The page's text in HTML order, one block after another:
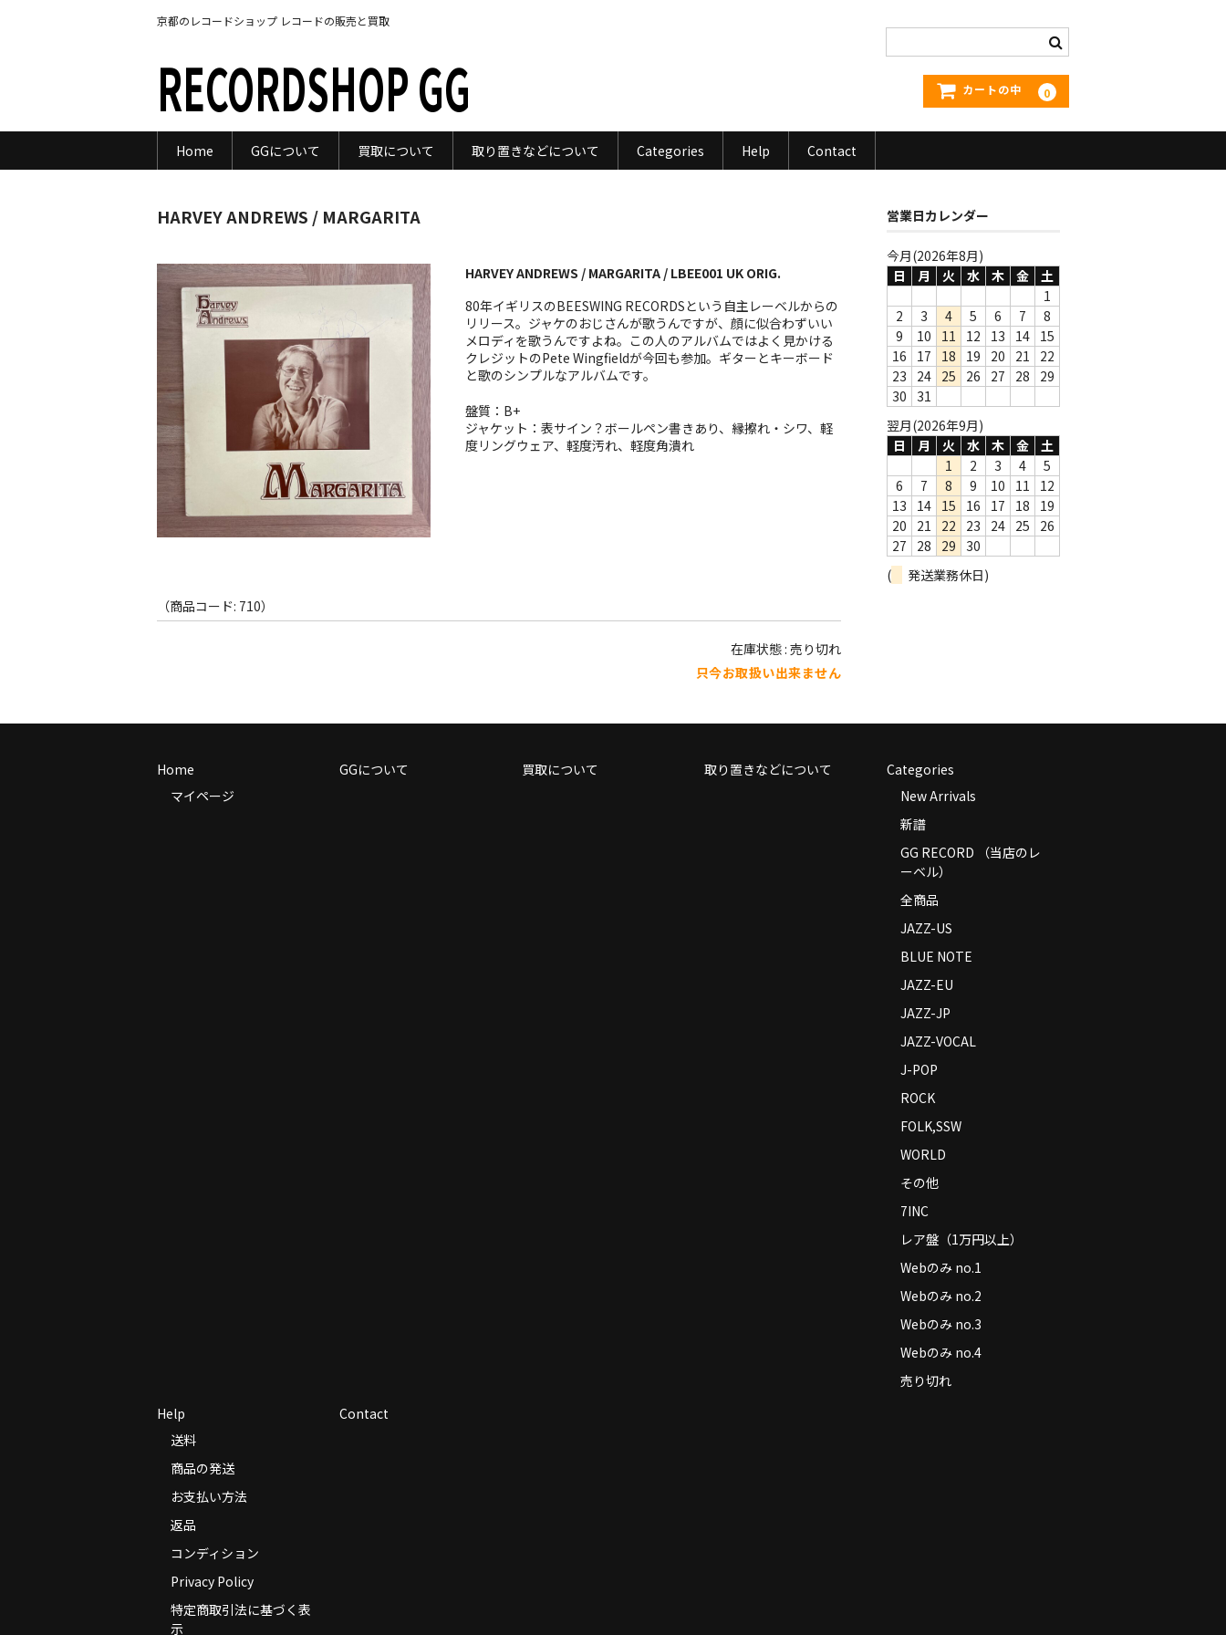
京都のレコードショップ レコードの販売と買取
RECORDSHOP GG カートの中 0
Home GGについて 買取について 取り置きなどについて Categories Help Contact
HARVEY ANDREWS / MARGARITA
HARVEY ANDREWS / MARGARITA / LBEE001 UK ORIG.
80年イギリスのBEESWING RECORDSという自主レーベルからの
リリース。ジャケのおじさんが歌うんですが、顔に似合わずいい
メロディを歌うんですよね。この人のアルバムではよく見かける
クレジットのPete Wingfieldが今回も参加。ギターとキーボード
と歌のシンプルなアルバムです。
盤質：B+
ジャケット：表サイン？ボールペン書きあり、縁擦れ・シワ、軽
度リングウェア、軽度汚れ、軽度角潰れ
（商品コード: 710）
在庫状態 : 売り切れ
只今お取扱い出来ません
営業日カレンダー
今月(2026年8月)
日
月 火 水 木 金
土
1
2
3 4 5 6 7
8
9
10 11 12 13 14 15
16
17 18 19 20 21
22
23
24 25 26 27 28
29
30
31
翌月(2026年9月)
日
月 火 水 木 金
土
1
2 3 4
5
6
7 8 9 10 11
12
13
14 15 16 17 18
19
20
21 22 23 24 25
26
27
28 29
30
(
発送業務休日)
Home
マイページ
GGについて 買取について 取り置きなどについて
Categories
New Arrivals
新譜
GG RECORD （当店のレ
ーベル）
全商品
JAZZ-US
BLUE NOTE
JAZZ-EU
JAZZ-JP
JAZZ-VOCAL
J-POP
ROCK
FOLK,SSW
WORLD
その他
7INC
レア盤（1万円以上）
Webのみ no.1
Webのみ no.2
Webのみ no.3
Webのみ no.4
売り切れ
Help
送料
商品の発送
お支払い方法
返品
コンディション
Privacy Policy
特定商取引法に基づく表
示
Contact